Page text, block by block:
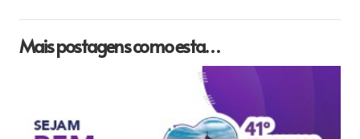
Mais postagens como esta…